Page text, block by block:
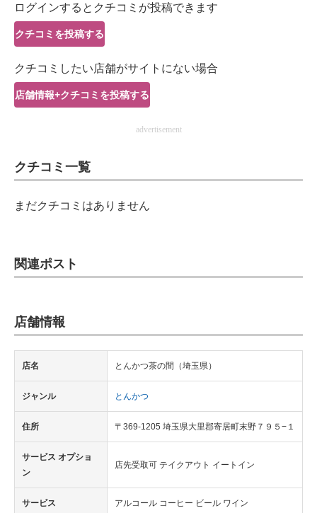
企業向けIT製品の総合サイト
IT製品の技術・比較・事例
製造業のIT導入・活用を支援
エレクトロニクス専門サイト
電子設計の基本と応用
ちょっと気になるネットの話題
ログインするとクチコミが投稿できます
クチコミを投稿する
クチコミしたい店舗がサイトにない場合
店舗情報+クチコミを投稿する
advertisement
クチコミ一覧
まだクチコミはありません
関連ポスト
店舗情報
店名 とんかつ茶の間（埼玉県）
ジャンル とんかつ
住所 〒369-1205 埼玉県大里郡寄居町末野７９５−１
サービス オプショ
ン
店先受取可 テイクアウト イートイン
サービス アルコール コーヒー ビール ワイン